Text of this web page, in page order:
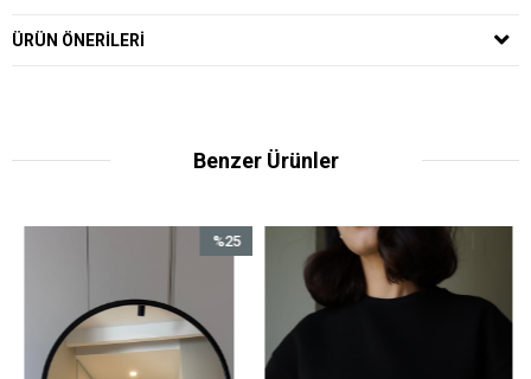
ÜRÜN ÖNERILERI
Benzer Ürünler
%25İndirim